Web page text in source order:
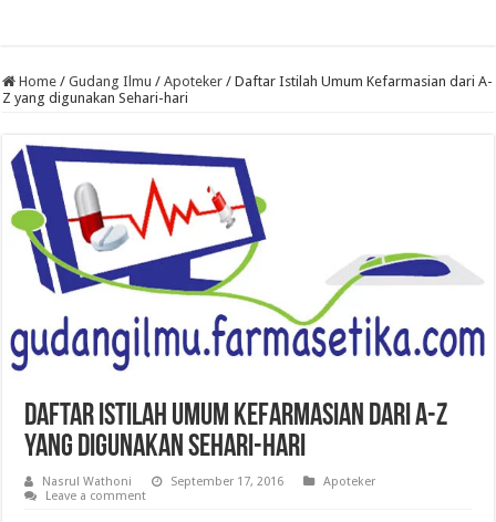
Home / Gudang Ilmu / Apoteker / Daftar Istilah Umum Kefarmasian dari A-
Z yang digunakan Sehari-hari
Daftar Istilah Umum Kefarmasian dari A-Z
yang digunakan Sehari-hari
Nasrul Wathoni September 17, 2016
Apoteker
Leave a comment